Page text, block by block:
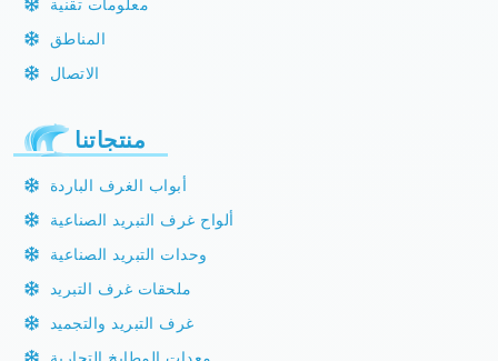
معلومات تقنية
المناطق
الاتصال
منتجاتنا
أبواب الغرف الباردة
ألواح غرف التبريد الصناعية
وحدات التبريد الصناعية
ملحقات غرف التبريد
غرف التبريد والتجميد